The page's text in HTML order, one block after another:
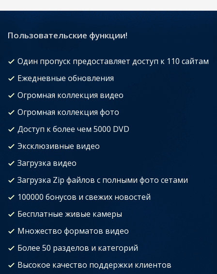
Пользовательские функции!
Один пропуск предоставляет доступ к 110 сайтам
Ежедневные обновления
Огромная коллекция видео
Огромная коллекция фото
Доступ к более чем 5000 DVD
Эксклюзивные видео
Загрузка видео
Загрузка Zip файлов с полными фото сетами
100000 бонусов и свежих новостей
Бесплатные живые камеры
Множество форматов видео
Более 50 разделов и категорий
Высокое качество поддержки клиентов